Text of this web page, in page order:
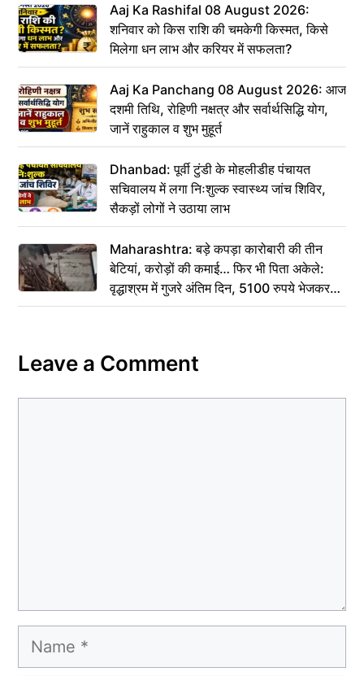
Aaj Ka Rashifal 08 August 2026:
शनिवार को किस राशि की चमकेगी किस्मत, किसे
मिलेगा धन लाभ और करियर में सफलता?
Aaj Ka Panchang 08 August 2026: आज
दशमी तिथि, रोहिणी नक्षत्र और सर्वार्थसिद्धि योग,
जानें राहुकाल व शुभ मुहूर्त
Dhanbad: पूर्वी टुंडी के मोहलीडीह पंचायत
सचिवालय में लगा निःशुल्क स्वास्थ्य जांच शिविर,
सैकड़ों लोगों ने उठाया लाभ
Maharashtra: बड़े कपड़ा कारोबारी की तीन
बेटियां, करोड़ों की कमाई… फिर भी पिता अकेले:
वृद्धाश्रम में गुजरे अंतिम दिन, 5100 रुपये भेजकर
कहा– अंतिम संस्कार कर दीजिए हम नहीं आ पाएंगे
Leave a Comment
Name